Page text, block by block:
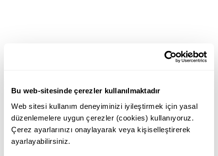
Bu web-sitesinde çerezler kullanılmaktadır
Web sitesi kullanım deneyiminizi iyileştirmek için yasal
düzenlemelere uygun çerezler (cookies) kullanıyoruz.
Çerez ayarlarınızı onaylayarak veya kişiselleştirerek
ayarlayabilirsiniz.